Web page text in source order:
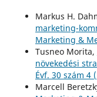
Markus H.
marketing-
Marketing &
Tusneo Morita,
növekedési
Évf. 30 szám 4
Marcell